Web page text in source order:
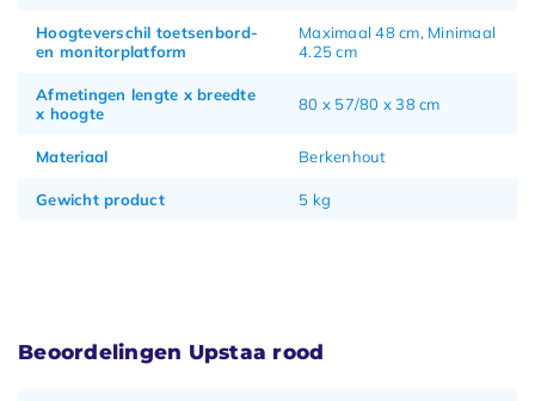
Hoogteverschil toetsenbord-
en monitorplatform
Maximaal 48 cm, Minimaal
4.25 cm
Afmetingen lengte x breedte
x hoogte
80 x 57/80 x 38 cm
Materiaal Berkenhout
Gewicht product 5 kg
Beoordelingen Upstaa rood